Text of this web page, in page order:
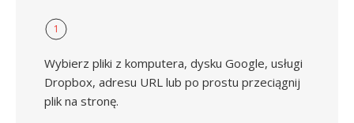
1
Wybierz pliki z komputera, dysku Google, usługi
Dropbox, adresu URL lub po prostu przeciągnij
plik na stronę.